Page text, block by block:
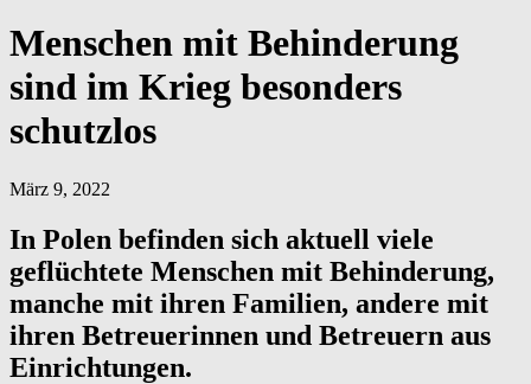
Menschen mit Behinderung
sind im Krieg besonders
schutzlos
März 9, 2022
In Polen befinden sich aktuell viele
geflüchtete Menschen mit Behinderung,
manche mit ihren Familien, andere mit
ihren Betreuerinnen und Betreuern aus
Einrichtungen.